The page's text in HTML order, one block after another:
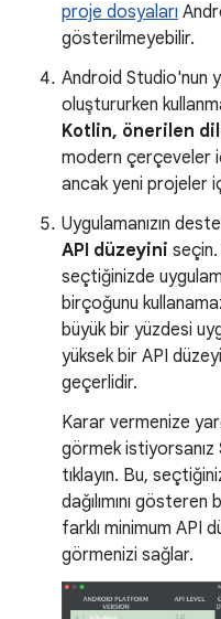
proje dosyaları
gösterilmeyebilir.
Android Studio'nun
oluştururken
Kotlin, önerilen
modern çerçeveler
ancak yeni projeler
Uygulamanızın
API düzeyini
seçtiğinizde
birçoğunu
büyük bir yüzdesi
yüksek bir API
geçerlidir.
Karar vermenize
görmek istiyorsanız
tıklayın. Bu,
dağılımını
farklı minimum API
görmenizi sağlar.